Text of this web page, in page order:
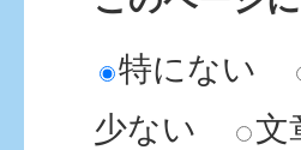
特にない
少ない
文